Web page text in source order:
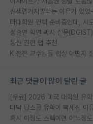
신생랩가지말라는 이유가 있었
정출연 학연 박사 질문(DGIST)
통신 관련 랩 추천
K 전전 교수님들 랩실 어떤지
최근 댓글이 많이 달린 글
미박 탑스쿨 유학이 빡세진 이
혹시 이정도 스펙이면 어느정